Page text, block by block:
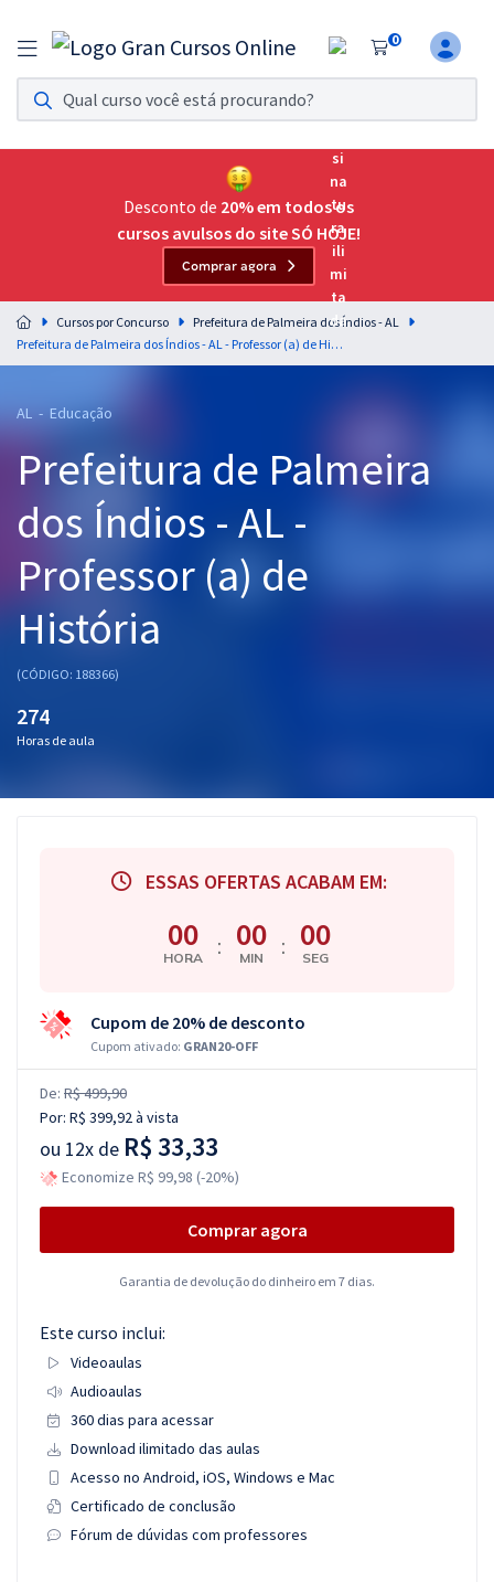
0
Assinatura Ilimitada 11
Acesso a todos os cursos. Teste grátis por 7 dias!
Assinatura OAB Até Passar
Acesso ilimitado a toda preparação para o Exame da
Residências Multiprofissionais
Preparação completa e intensiva para as principais
residências em saúde do Brasil
Cursos 20% OFF
Pós
Graduação
OAB
Questões grátis
Desconto de 20% em todos os
cursos avulsos do site SÓ HOJE!
Comprar agora
Cursos por Concurso
Prefeitura de Palmeira dos Índios - AL
Prefeitura de Palmeira dos Índios - AL - Professor (a) de História
AL - Educação
Prefeitura de Palmeira
dos Índios - AL -
Professor (a) de
História
(CÓDIGO: 188366)
274
Horas de aula
ESSAS OFERTAS ACABAM EM:
00
HORA : 00
MIN : 00
SEG
Cupom de 20% de desconto
Cupom ativado: GRAN20-OFF
De: R$ 499,90
Por: R$ 399,92à vista
ou 12x de R$ 33,33
Economize R$ 99,98 (-20%)
Comprar agora
Garantia de devolução do dinheiro em 7 dias.
Este curso inclui:
Videoaulas
Audioaulas
360 dias para acessar
Download ilimitado das aulas
Acesso no Android, iOS, Windows e Mac
Certificado de conclusão
Fórum de dúvidas com professores